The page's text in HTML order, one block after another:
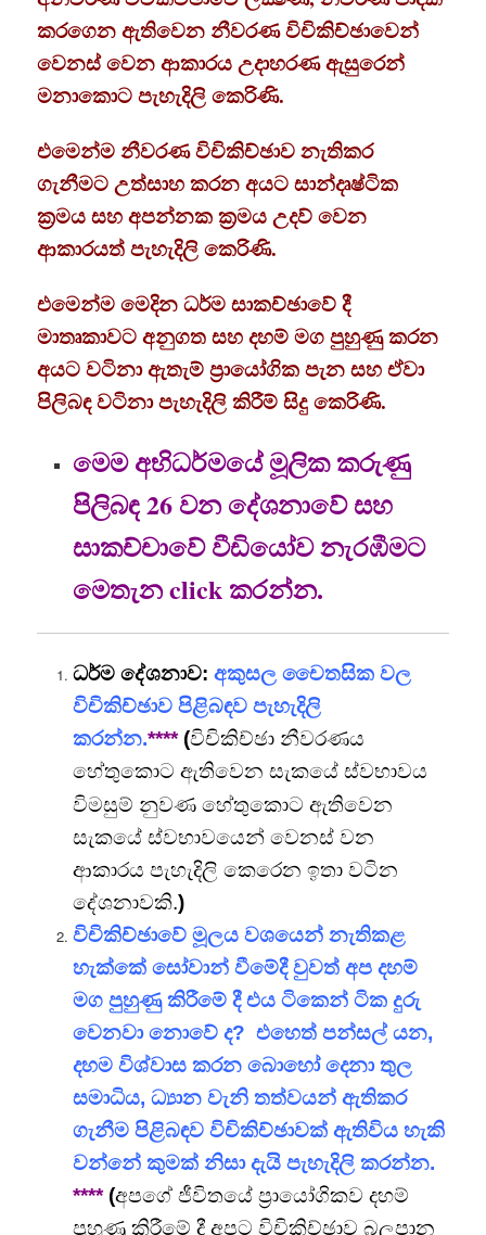
කරගෙන ඇතිවෙන නීවරණ විචිකිච්ඡාවෙන්
වෙනස් වෙන ආකාරය උදාහරණ ඇසුරෙන්
මනාකොට පැහැදිලි කෙරිණි.
එමෙන්ම නීවරණ විචිකිච්ඡාව නැතිකර
ගැනීමට උත්සාහ කරන අයට සාන්දෘෂ්ටික
ක්‍රමය සහ අපන්නක ක්‍රමය උදව් වෙන
ආකාරයත් පැහැදිලි කෙරිණි.
එමෙන්ම මෙදින ධර්ම සාකච්ඡාවේ දී
මාතෘකාවට අනුගත සහ දහම් මග පුහුණු කරන
අයට වටිනා ඇතැම් ප්‍රායෝගික පැන සහ ඒවා
පිලිබඳ වටිනා පැහැදිලි කිරීම් සිදු කෙරිණි.
මෙම අභිධර්මයේ මූලික කරුණු
පිලිබඳ 26 වන දේශනාවේ සහ
සාකච්චාවේ වීඩියෝව නැරඹීමට
මෙතැන click කරන්න.
ධර්ම දේශනාව: අකුසල චෛතසික වල
විචිකිච්ඡාව පිළිබඳව පැහැදිලි
කරන්න.**** (විචිකිච්ඡා නීවරණය
හේතුකොට ඇතිවෙන සැකයේ ස්වභාවය
විමසුම් නුවණහේතුකොට ඇතිවෙන
සැකයේ ස්වභාවයෙන් වෙනස් වන
ආකාරය පැහැදිලි කෙරෙන ඉතා වටින
දේශනාවකි.)
විචිකිච්ඡාවේ මූලය වශයෙන් නැතිකළ
හැක්කේ සෝවාන් වීමේදී වුවත් අප දහම්
මග පුහුණු කිරීමේ දී එය ටිකෙන් ටික දුරු
වෙනවා නොවේ ද? එහෙත් පන්සල් යන,
දහම විශ්වාස කරන බොහෝ දෙනා තුල
සමාධිය, ධ්‍යාන වැනි තත්වයන් ඇතිකර
ගැනීම පිළිබඳව විචිකිච්ඡාවක් ඇතිවිය හැකි
වන්නේ කුමක් නිසා දැයි පැහැදිලි කරන්න.
****(අපගේ ජීවිතයේ ප්‍රායෝගිකව දහම්
පුහුණු කිරීමේ දී අපට විචිකිච්ඡාව බලපාන